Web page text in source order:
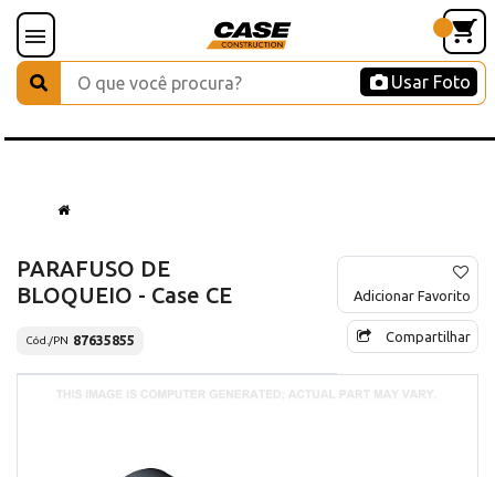
Usar Foto
PARAFUSO DE
BLOQUEIO - Case CE
Cód./PN 87635855
Adicionar Favorito
Compartilhar